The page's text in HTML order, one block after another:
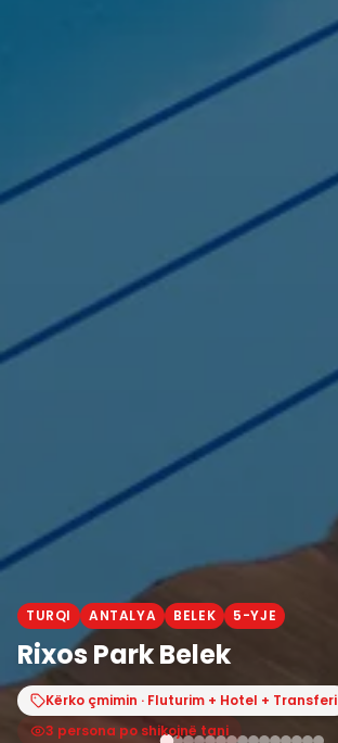
TURQI ANTALYA BELEK 5-YJE
Rixos Park Belek
Kërko çmimin · Fluturim + Hotel + Transferi
3 persona po shikojnë tani